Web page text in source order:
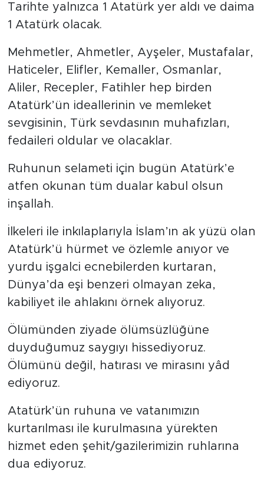
Tarihte yalnızca 1 Atatürk yer aldı ve daima
1 Atatürk olacak.
Mehmetler, Ahmetler, Ayşeler, Mustafalar,
Haticeler, Elifler, Kemaller, Osmanlar,
Aliler, Recepler, Fatihler hep birden
Atatürk’ün ideallerinin ve memleket
sevgisinin, Türk sevdasının muhafızları,
fedaileri oldular ve olacaklar.
Ruhunun selameti için bugün Atatürk’e
atfen okunan tüm dualar kabul olsun
inşallah.
İlkeleri ile inkılaplarıyla İslam’ın ak yüzü olan
Atatürk’ü hürmet ve özlemle anıyor ve
yurdu işgalci ecnebilerden kurtaran,
Dünya’da eşi benzeri olmayan zeka,
kabiliyet ile ahlakını örnek alıyoruz.
Ölümünden ziyade ölümsüzlüğüne
duyduğumuz saygıyı hissediyoruz.
Ölümünü değil, hatırası ve mirasını yâd
ediyoruz.
Atatürk’ün ruhuna ve vatanımızın
kurtarılması ile kurulmasına yürekten
hizmet eden şehit/gazilerimizin ruhlarına
dua ediyoruz.